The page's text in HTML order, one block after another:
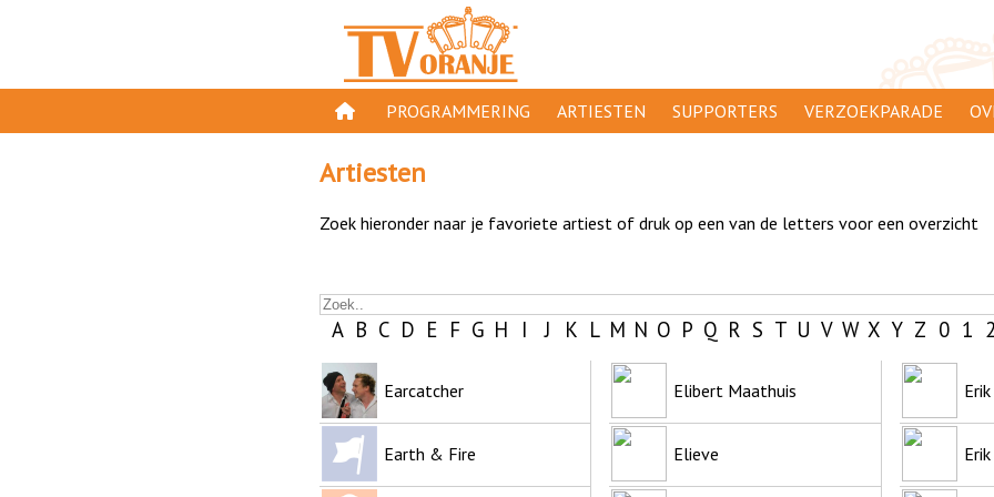
PROGRAMMERING
11 VAN ORANJE
ARTIESTEN SUPPORTERS VERZOEKPARADE
Artiesten
Zoek hieronder naar je favoriete artiest of druk op een van de letters voor een overzicht
A B C D E F G H I J K L M N O P Q R S T U V W X Y Z 0 1 2
Earcatcher
Earth & Fire
Elibert Maathuis
Elieve